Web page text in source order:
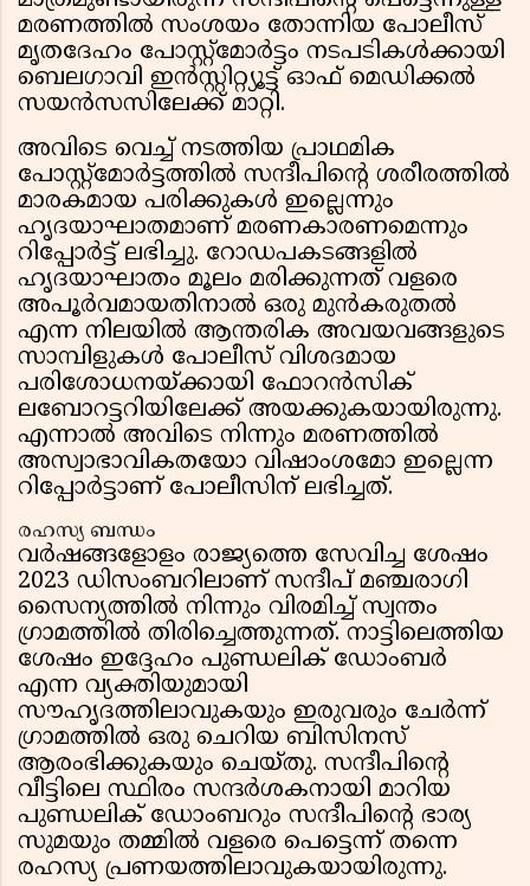
മരണത്തിൽ സംശയം തോന്നിയ പോലീസ്
മൃതദേഹം പോസ്റ്റ്‌മോർട്ടം നടപടികൾക്കായി
ബെലഗാവി ഇൻസ്റ്റിറ്റ്യൂട്ട് ഓഫ് മെഡിക്കൽ
സയൻസസിലേക്ക് മാറ്റി.
അവിടെ വെച്ച് നടത്തിയ പ്രാഥമിക
പോസ്റ്റ്‌മോർട്ടത്തിൽ സന്ദീപിന്റെ ശരീരത്തിൽ
മാരകമായ പരിക്കുകൾ ഇല്ലെന്നും
ഹൃദയാഘാതമാണ് മരണകാരണമെന്നും
റിപ്പോർട്ട് ലഭിച്ചു. റോഡപകടങ്ങളിൽ
ഹൃദയാഘാതം മൂലം മരിക്കുന്നത് വളരെ
അപൂർവമായതിനാൽ ഒരു മുൻകരുതൽ
എന്ന നിലയിൽ ആന്തരിക അവയവങ്ങളുടെ
സാമ്പിളുകൾ പോലീസ് വിശദമായ
പരിശോധനയ്ക്കായി ഫോറൻസിക്
ലബോറട്ടറിയിലേക്ക് അയക്കുകയായിരുന്നു.
എന്നാൽ അവിടെ നിന്നും മരണത്തിൽ
അസ്വാഭാവികതയോ വിഷാംശമോ ഇല്ലെന്ന
റിപ്പോർട്ടാണ് പോലീസിന് ലഭിച്ചത്.
രഹസ്യ ബന്ധം
വർഷങ്ങളോളം രാജ്യത്തെ സേവിച്ച ശേഷം
2023 ഡിസംബറിലാണ് സന്ദീപ് മഞ്ചരാഗി
സൈന്യത്തിൽ നിന്നും വിരമിച്ച് സ്വന്തം
ഗ്രാമത്തിൽ തിരിച്ചെത്തുന്നത്. നാട്ടിലെത്തിയ
ശേഷം ഇദ്ദേഹം പുണ്ഡലിക് ഡോംബർ
എന്ന വ്യക്തിയുമായി
സൗഹൃദത്തിലാവുകയും ഇരുവരും ചേർന്ന്
ഗ്രാമത്തിൽ ഒരു ചെറിയ ബിസിനസ്
ആരംഭിക്കുകയും ചെയ്തു. സന്ദീപിന്റെ
വീട്ടിലെ സ്ഥിരം സന്ദർശകനായി മാറിയ
പുണ്ഡലിക് ഡോംബറും സന്ദീപിന്റെ ഭാര്യ
സുമയും തമ്മിൽ വളരെ പെട്ടെന്ന് തന്നെ
രഹസ്യ പ്രണയത്തിലാവുകയായിരുന്നു.